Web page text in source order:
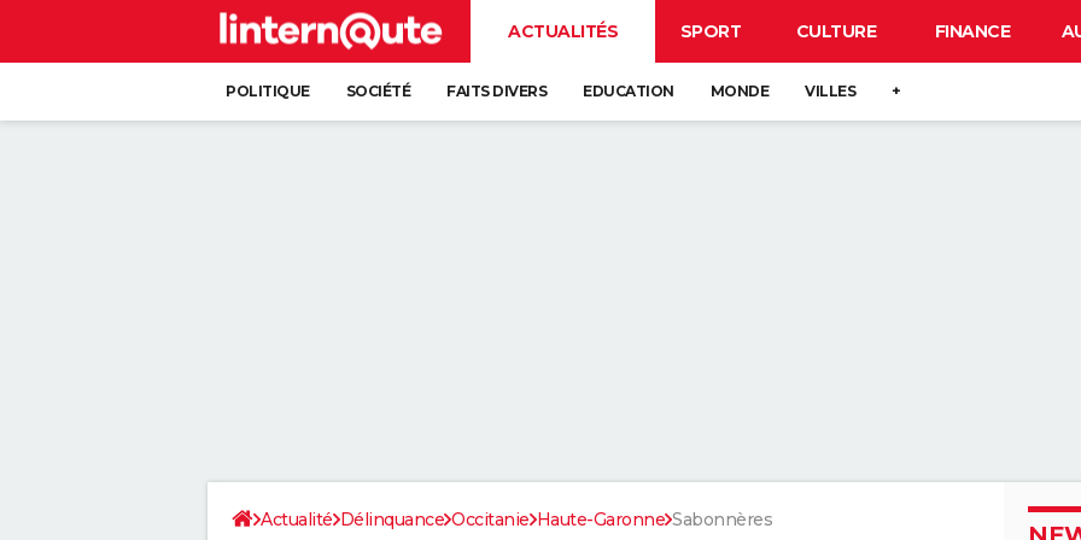
ACTUALITÉS SPORT CULTURE FINANCE
POLITIQUE SOCIÉTÉ FAITS DIVERS EDUCATION MONDE VILLES +
Actualité Délinquance Occitanie Haute-Garonne Sabonnères